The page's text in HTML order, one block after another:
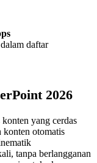
daftar
2026
yang cerdas
otomatis
tanpa berlangganan